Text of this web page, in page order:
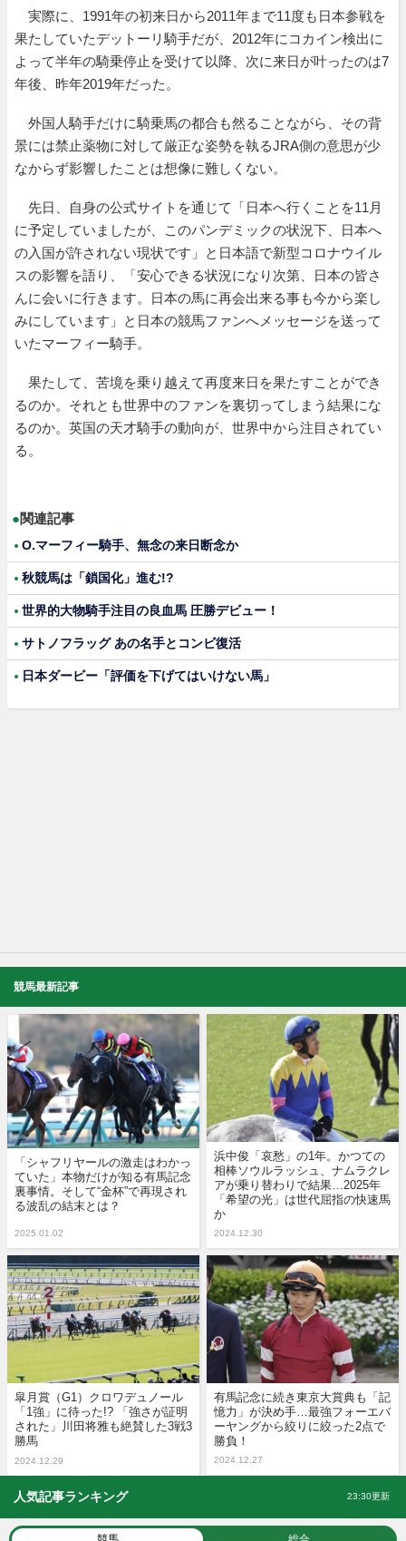
実際に、1991年の初来日から2011年まで11度も日本参戦を
果たしていたデットーリ騎手だが、2012年にコカイン検出に
よって半年の騎乗停止を受けて以降、次に来日が叶ったのは7
年後、昨年2019年だった。
外国人騎手だけに騎乗馬の都合も然ることながら、その背
景には禁止薬物に対して厳正な姿勢を執るJRA側の意思が少
なからず影響したことは想像に難しくない。
先日、自身の公式サイトを通じて「日本へ行くことを11月
に予定していましたが、このパンデミックの状況下、日本へ
の入国が許されない現状です」と日本語で新型コロナウイル
スの影響を語り、「安心できる状況になり次第、日本の皆さ
んに会いに行きます。日本の馬に再会出来る事も今から楽し
みにしています」と日本の競馬ファンへメッセージを送って
いたマーフィー騎手。
果たして、苦境を乗り越えて再度来日を果たすことができ
るのか。それとも世界中のファンを裏切ってしまう結果にな
るのか。英国の天才騎手の動向が、世界中から注目されてい
る。
●関連記事
O.マーフィー騎手、無念の来日断念か
秋競馬は「鎖国化」進む!?
世界的大物騎手注目の良血馬 圧勝デビュー！
サトノフラッグ あの名手とコンビ復活
日本ダービー「評価を下げてはいけない馬」
競馬最新記事
「シャフリヤールの激走はわかっ
ていた」本物だけが知る有馬記念
裏事情。そして“金杯”で再現され
る波乱の結末とは？
2025.01.02
浜中俊「哀愁」の1年。かつての
相棒ソウルラッシュ、ナムラクレ
アが乗り替わりで結果…2025年
「希望の光」は世代屈指の快速馬
か
2024.12.30
皐月賞（G1）クロワデュノール
「1強」に待った!? 「強さが証明
された」川田将雅も絶賛した3戦3
勝馬
2024.12.29
有馬記念に続き東京大賞典も「記
憶力」が決め手…最強フォーエバ
ーヤングから絞りに絞った2点で
勝負！
2024.12.27
人気記事ランキング 23:30更新